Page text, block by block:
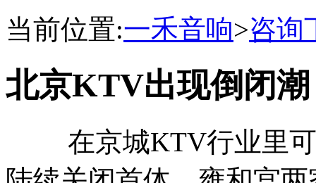
当前位置:一禾音响>咨询
北京KTV出现倒闭
在京城KTV行业里可